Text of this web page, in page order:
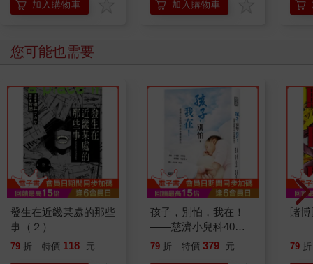
加入購物車 加入購物車
您可能也需要
發生在近畿某處的那些
事（２）
79 折 特價 118 元
孩子，別怕，我在！
——慈濟小兒科40年
的守護與接力
79 折 特價 379 元
賭
79 折